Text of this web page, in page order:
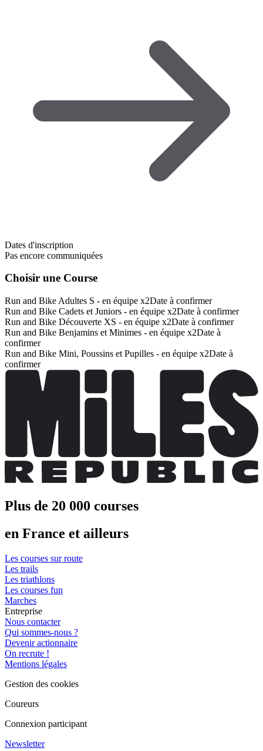
Dates d'inscription
Pas encore communiquées
Choisir une Course
Run and Bike Adultes S - en équipe x2Date à confirmer
Run and Bike Cadets et Juniors - en équipe x2Date à confirmer
Run and Bike Découverte XS - en équipe x2Date à confirmer
Run and Bike Benjamins et Minimes - en équipe x2Date à
confirmer
Run and Bike Mini, Poussins et Pupilles - en équipe x2Date à
confirmer
Plus de 20 000 courses
en France et ailleurs
Les courses sur route
Les trails
Les triathlons
Les courses fun
Marches
Entreprise
Nous contacter
Qui sommes-nous ?
Devenir actionnaire
On recrute !
Mentions légales
Gestion des cookies
Coureurs
Connexion participant
Newsletter